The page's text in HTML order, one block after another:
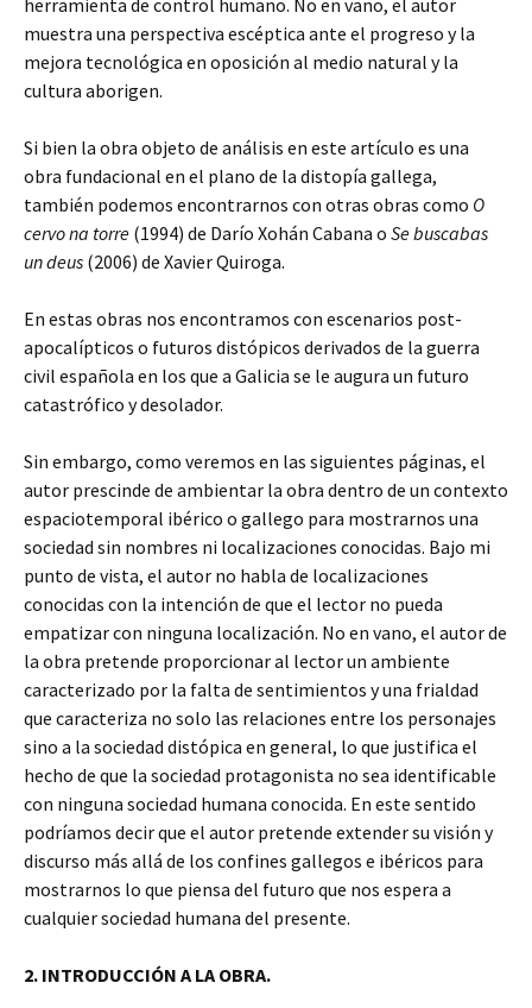
herramienta de control humano. No en vano, el autor
muestra una perspectiva escéptica ante el progreso y la
mejora tecnológica en oposición al medio natural y la
cultura aborigen.
Si bien la obra objeto de análisis en este artículo es una
obra fundacional en el plano de la distopía gallega,
también podemos encontrarnos con otras obras como O
cervo na torre (1994) de Darío Xohán Cabana o Se buscabas
un deus (2006) de Xavier Quiroga.
En estas obras nos encontramos con escenarios post-
apocalípticos o futuros distópicos derivados de la guerra
civil española en los que a Galicia se le augura un futuro
catastrófico y desolador.
Sin embargo, como veremos en las siguientes páginas, el
autor prescinde de ambientar la obra dentro de un contexto
espaciotemporal ibérico o gallego para mostrarnos una
sociedad sin nombres ni localizaciones conocidas. Bajo mi
punto de vista, el autor no habla de localizaciones
conocidas con la intención de que el lector no pueda
empatizar con ninguna localización. No en vano, el autor de
la obra pretende proporcionar al lector un ambiente
caracterizado por la falta de sentimientos y una frialdad
que caracteriza no solo las relaciones entre los personajes
sino a la sociedad distópica en general, lo que justifica el
hecho de que la sociedad protagonista no sea identificable
con ninguna sociedad humana conocida. En este sentido
podríamos decir que el autor pretende extender su visión y
discurso más allá de los confines gallegos e ibéricos para
mostrarnos lo que piensa del futuro que nos espera a
cualquier sociedad humana del presente.
2. INTRODUCCIÓN A LA OBRA.